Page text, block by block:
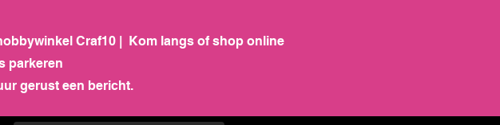
Craf10 | Kom langs of shop online
parkeren
gerust een bericht.